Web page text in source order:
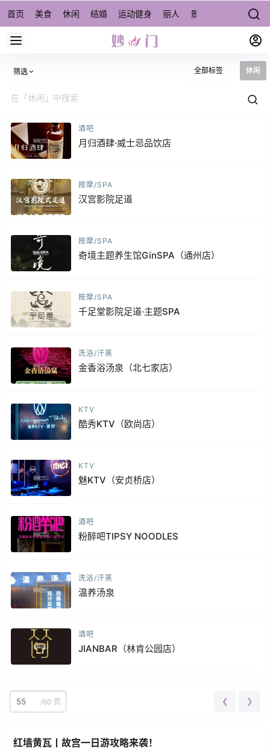
首页 美食 休闲 结婚 运动健身 丽人 景点/周边游 宠物
筛选 全部标签 休闲
酒吧
月归酒肆·威士忌品饮店
按摩/SPA
汉宫影院足道
按摩/SPA
奇境主题养生馆GinSPA（通州店）
按摩/SPA
千足堂影院足道·主题SPA
洗浴/汗蒸
金香浴汤泉（北七家店）
KTV
酷秀KTV（欧尚店）
KTV
魅KTV（安贞桥店）
酒吧
粉醉吧TIPSY NOODLES
洗浴/汗蒸
温养汤泉
酒吧
JIANBAR（林肯公园店）
/60 页 ❮ ❯
红墙黄瓦丨故宫一日游攻略来袭！